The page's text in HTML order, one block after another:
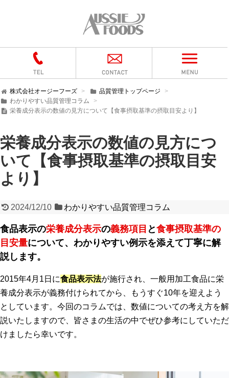
株式会社オージーフーズ
品質管理トップページ
わかりやすい品質管理コラム
栄養成分表示の数値の見方について【食事摂取基準の摂取目安より】
栄養成分表示の数値の見方につ
いて【食事摂取基準の摂取目安
より】
2024/12/10 わかりやすい品質管理コラム
食品表示の栄養成分表示の義務項目 と食事摂取基準の
目安量について、わかりやすい例示を添えて丁寧に解
説します。
2015年4月1日に食品表示法が施行され、一般用加工食品に栄
養成分表示が義務付けられてから、もうすぐ10年を迎えよう
としています。今回のコラムでは、数値についての考え方を解
説いたしますので、皆さまの生活の中でぜひ参考にしていただ
けましたら幸いです。